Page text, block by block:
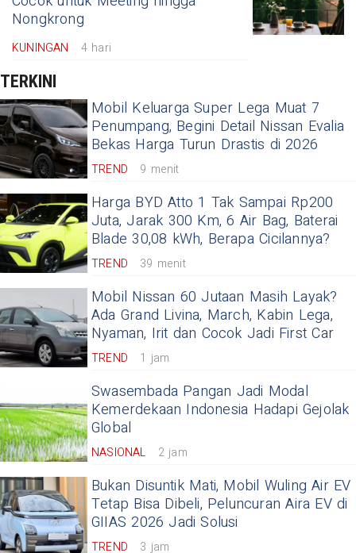
Nongkrong
KUNINGAN 4 hari
TERKINI
Mobil Keluarga Super Lega Muat 7
Penumpang, Begini Detail Nissan Evalia
Bekas Harga Turun Drastis di 2026
TREND 9 menit
Harga BYD Atto 1 Tak Sampai Rp200
Juta, Jarak 300 Km, 6 Air Bag, Baterai
Blade 30,08 kWh, Berapa Cicilannya?
TREND 39 menit
Mobil Nissan 60 Jutaan Masih Layak?
Ada Grand Livina, March, Kabin Lega,
Nyaman, Irit dan Cocok Jadi First Car
TREND 1 jam
Swasembada Pangan Jadi Modal
Kemerdekaan Indonesia Hadapi Gejolak
Global
NASIONAL 2 jam
Bukan Disuntik Mati, Mobil Wuling Air EV
Tetap Bisa Dibeli, Peluncuran Aira EV di
GIIAS 2026 Jadi Solusi
TREND 3 jam